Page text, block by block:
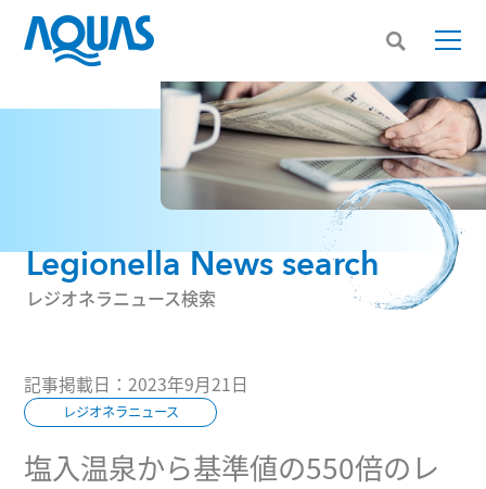
Legionella News search
レジオネラニュース検索
記事掲載日：2023年9月21日
レジオネラニュース
塩入温泉から基準値の550倍のレ